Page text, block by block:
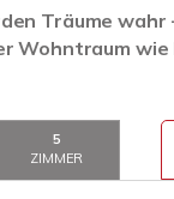
Träume wahr
Wohntraum wie
5
ZIMMER